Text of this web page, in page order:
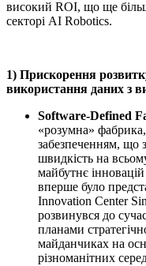
високий ROI, що ще
секторі AI Robotics.
1) Прискорення
використання даних з
Software-Defined
«розумна»
забезпеченням, що
швидкість на
майбутнє
вперше було
Innovation Center
розвинувся до
планами
майданчиках на
різноманітних